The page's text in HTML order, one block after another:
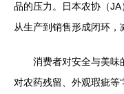
品的压力。日本农协（JA
从生产到销售形成闭环，
消费者对安全与美味
对农药残留、外观瑕疵等